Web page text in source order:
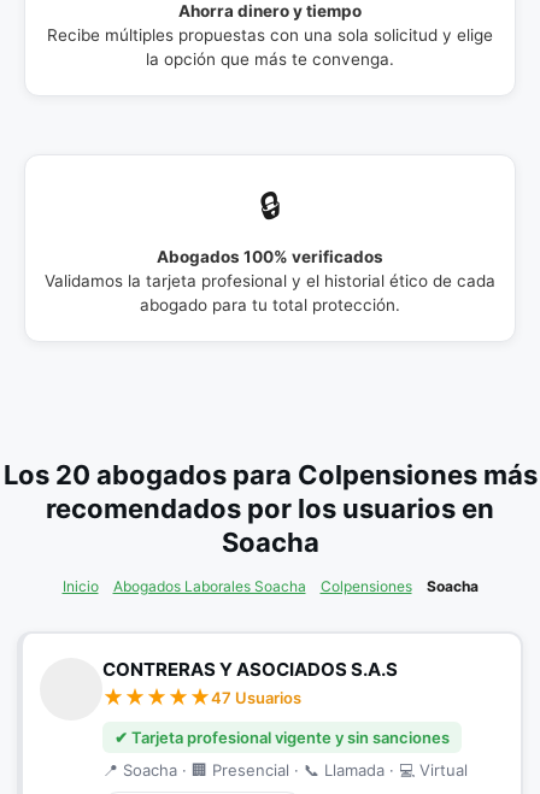
Ahorra dinero y tiempo
Recibe múltiples propuestas con una sola solicitud y elige
la opción que más te convenga.
🔒
Abogados 100% verificados
Validamos la tarjeta profesional y el historial ético de cada
abogado para tu total protección.
Los 20 abogados para Colpensiones más
recomendados por los usuarios en
Soacha
Inicio Abogados Laborales Soacha Colpensiones Soacha
CONTRERAS Y ASOCIADOS S.A.S
47 Usuarios
✔ Tarjeta profesional vigente y sin sanciones
📍 Soacha · 🏢 Presencial · 📞 Llamada · 💻 Virtual